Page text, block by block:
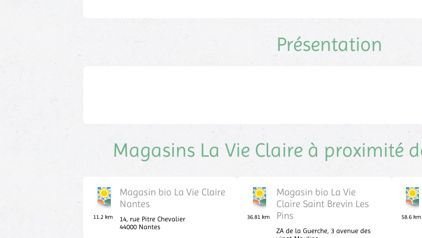
Présentation
Magasins La Vie Claire à proximité
11.2 km
Magasin bio La Vie Claire
Nantes
14, rue Pitre Chevalier
44000 Nantes
36.81 km
Magasin bio La Vie
Claire Saint Brevin Les
Pins
ZA de la Guerche, 3 avenue des
58.6 km